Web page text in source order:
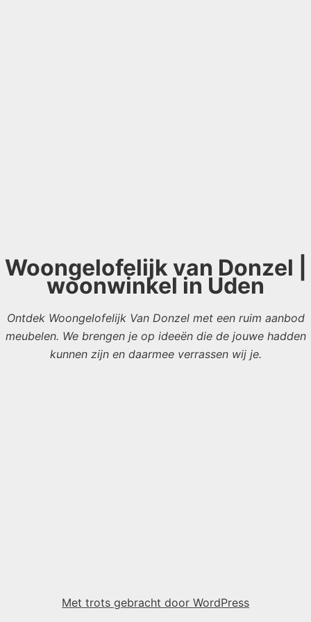
Woongelofelijk van Donzel |
woonwinkel in Uden
Ontdek Woongelofelijk Van Donzel met een ruim aanbod
meubelen. We brengen je op ideeën die de jouwe hadden
kunnen zijn en daarmee verrassen wij je.
Met trots gebracht door WordPress